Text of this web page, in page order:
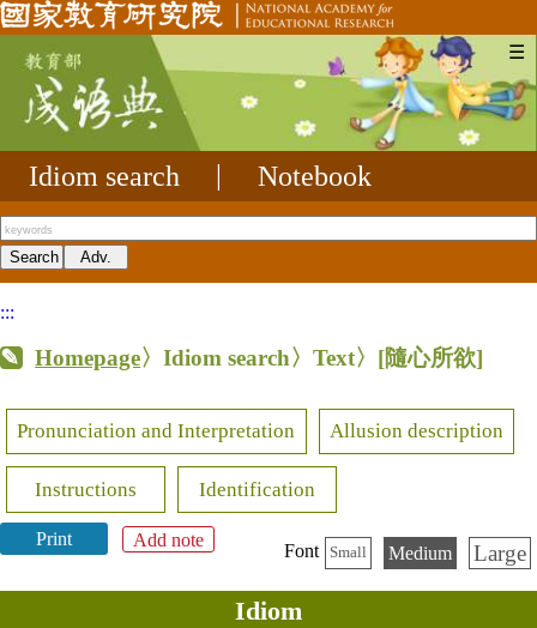
☰
Idiom search Notebook
:::
Homepage〉Idiom search〉Text〉 [隨心所欲]
Pronunciation and Interpretation Allusion description
Instructions Identification
Print Add note
Font Small Medium Large
Idiom